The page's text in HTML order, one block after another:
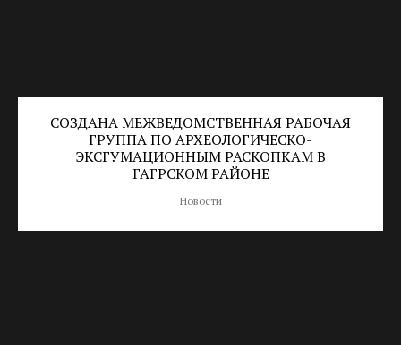
СОЗДАНА МЕЖВЕДОМСТВЕННАЯ РАБОЧАЯ
ГРУППА ПО АРХЕОЛОГИЧЕСКО-
ЭКСГУМАЦИОННЫМ РАСКОПКАМ В
ГАГРСКОМ РАЙОНЕ
Новости